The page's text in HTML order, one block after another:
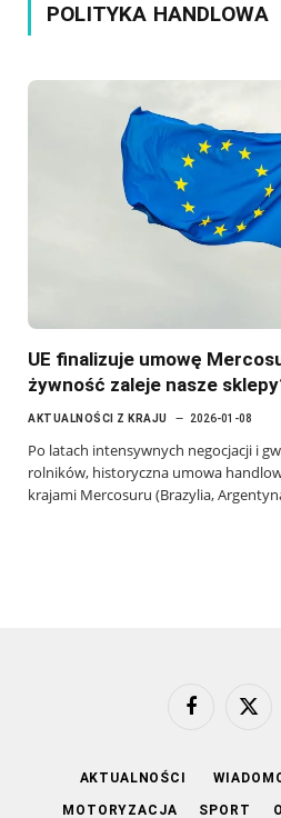
POLITYKA HANDLOWA
UE finalizuje umowę
żywność zaleje nasze
AKTUALNOŚCI Z KRAJU 2026-01-08
Po latach intensywnych negocjacji i
rolników, historyczna umowa
krajami Mercosuru (Brazylia,
FacebookX
AKTUALNOŚCI
MOTORYZACJA SPORT